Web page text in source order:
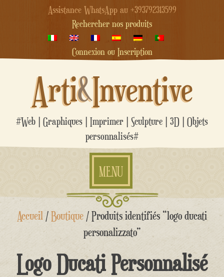
Assistance WhatsApp au +393792313599
Rechercher nos produits
Connexion ou Inscription
Arti&Inventive
#Web | Graphiques | Imprimer | Sculpture | 3D | Objets
personnalisés#
MENU
Aller
Accueil /Boutique / Produits identifiés “logo ducati
personalizzato”
Logo Ducati Personnalisé